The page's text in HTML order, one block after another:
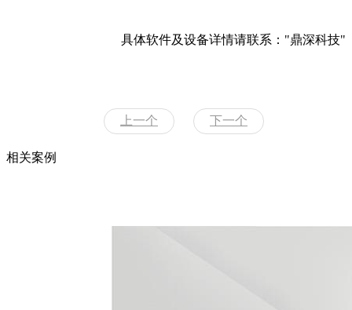
具体软件及设备详情请联系："鼎深科技"
上一个 下一个
相关案例